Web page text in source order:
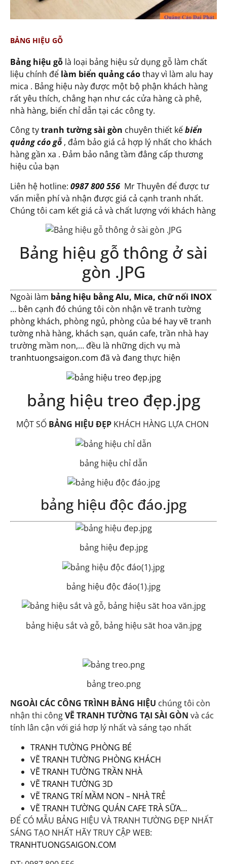
BẢNG HIỆU GỖ
Bảng hiệu gỗ là loại bảng hiệu sử dụng gỗ làm chất
liệu chính để làm biển quảng cáothay vì làm alu hay
mica . Bảng hiệu này được một bộ phận khách hàng
rất yêu thích, chẳng hạn như các cửa hàng cà phê,
nhà hàng, biển chỉ dẫn tại các công ty.
Công tytranh tường sài gòn chuyên thiết kếbiển
quảng cáo gỗ , đảm bảo giá cả hợp lý nhất cho khách
hàng gần xa . Đảm bảo nâng tầm đẳng cấp thương
hiệu của bạn
Liên hệ hotline: 0987 800 556 Mr Thuyên để được tư
vấn miễn phí và nhận được giá cả cạnh tranh nhất.
Chúng tôi cam kết giá cả và chất lượng với khách hàng
Bảng hiệu gỗ thông ở sài
gòn .JPG
Ngoài làm bảng hiệu bằng Alu, Mica, chữ nối INOX
… bên cạnh đó chúng tôi còn nhận vẽ tranh tường
phòng khách, phòng ngủ, phòng của bé hay vẽ tranh
tường nhà hàng, khách sạn, quán cafe, trần nhà hay
trường mầm non,… đều là những dịch vụ mà
tranhtuongsaigon.com đã và đang thực hiện
bảng hiệu treo đẹp.jpg
MỘT SỐ BẢNG HIỆU ĐẸP KHÁCH HÀNG LỰA CHON
bảng hiệu chỉ dẫn
bảng hiệu độc đáo.jpg
bảng hiệu đep.jpg
bảng hiệu độc đáo(1).jpg
bảng hiệu sắt và gỗ, bảng hiệu săt hoa văn.jpg
bảng treo.png
NGOÀI CÁC CÔNG TRÌNH BẢNG HIỆU chúng tôi còn
nhận thi côngVẼ TRANH TƯỜNG TẠI SÀI GÒN và các
tính lân cận với giá hơp lý nhất và sáng tạo nhất
TRANH TƯỜNG PHÒNG BÉ
VẼ TRANH TƯỜNG PHÒNG KHÁCH
VẼ TRANH TƯỜNG TRẦN NHÀ
VẼ TRANH TƯỜNG 3D
VẼ TRANG TRÍ MẦM NON – NHÀ TRẺ
VẼ TRANH TƯỜNG QUÁN CAFE TRÀ SỮA…
ĐỂ CÓ MẪU BẢNG HIỆU VÀ TRANH TƯỜNG ĐẸP NHẤT
SÁNG TẠO NHẤT HÃY TRUY CẬP WEB:
TRANHTUONGSAIGON.COM